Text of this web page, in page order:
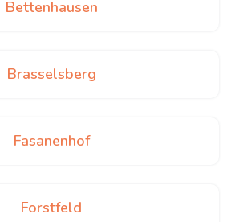
Bettenhausen
Brasselsberg
Fasanenhof
Forstfeld